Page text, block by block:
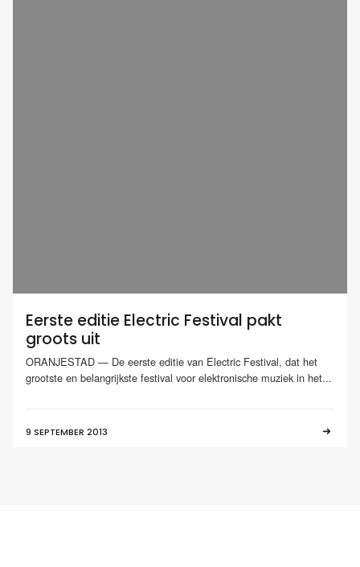
Eerste editie Electric Festival pakt
groots uit
ORANJESTAD — De eerste editie van Electric Festival, dat het
grootste en belangrijkste festival voor elektronische muziek in het...
9 SEPTEMBER 2013